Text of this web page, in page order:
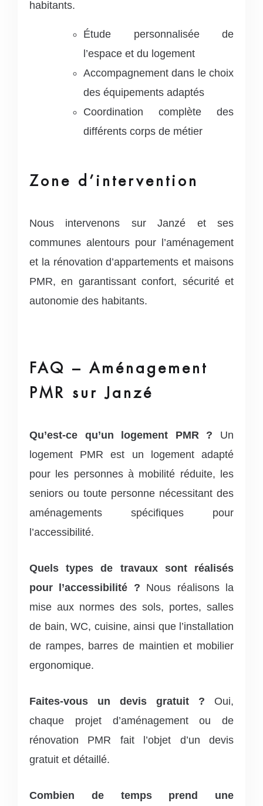
habitants.
Étude personnalisée de
l’espace et du logement
Accompagnement dans le choix
des équipements adaptés
Coordination complète des
différents corps de métier
Zone d’intervention
Nous intervenons sur Janzé et ses
communes alentours pour l’aménagement
et la rénovation d’appartements et maisons
PMR, en garantissant confort, sécurité et
autonomie des habitants.
FAQ – Aménagement
PMR sur Janzé
Qu’est-ce qu’un logement PMR ? Un
logement PMR est un logement adapté
pour les personnes à mobilité réduite, les
seniors ou toute personne nécessitant des
aménagements spécifiques pour
l’accessibilité.
Quels types de travaux sont réalisés
pour l’accessibilité ? Nous réalisons la
mise aux normes des sols, portes, salles
de bain, WC, cuisine, ainsi que l’installation
de rampes, barres de maintien et mobilier
ergonomique.
Faites-vous un devis gratuit ? Oui,
chaque projet d’aménagement ou de
rénovation PMR fait l’objet d’un devis
gratuit et détaillé.
Combien de temps prend une